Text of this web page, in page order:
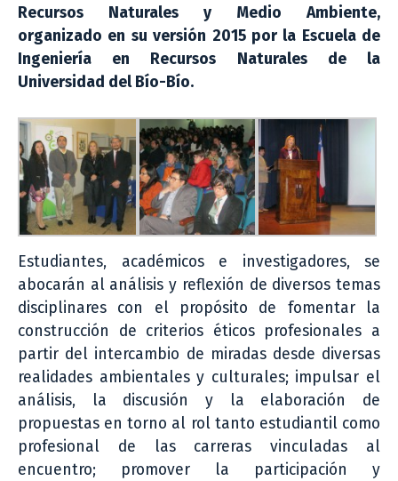
Recursos Naturales y Medio Ambiente,
organizado en su versión 2015 por la Escuela de
Ingeniería en Recursos Naturales de la
Universidad del Bío-Bío.
Estudiantes, académicos e investigadores, se
abocarán al análisis y reflexión de diversos temas
disciplinares con el propósito de fomentar la
construcción de criterios éticos profesionales a
partir del intercambio de miradas desde diversas
realidades ambientales y culturales; impulsar el
análisis, la discusión y la elaboración de
propuestas en torno al rol tanto estudiantil como
profesional de las carreras vinculadas al
encuentro; promover la participación y